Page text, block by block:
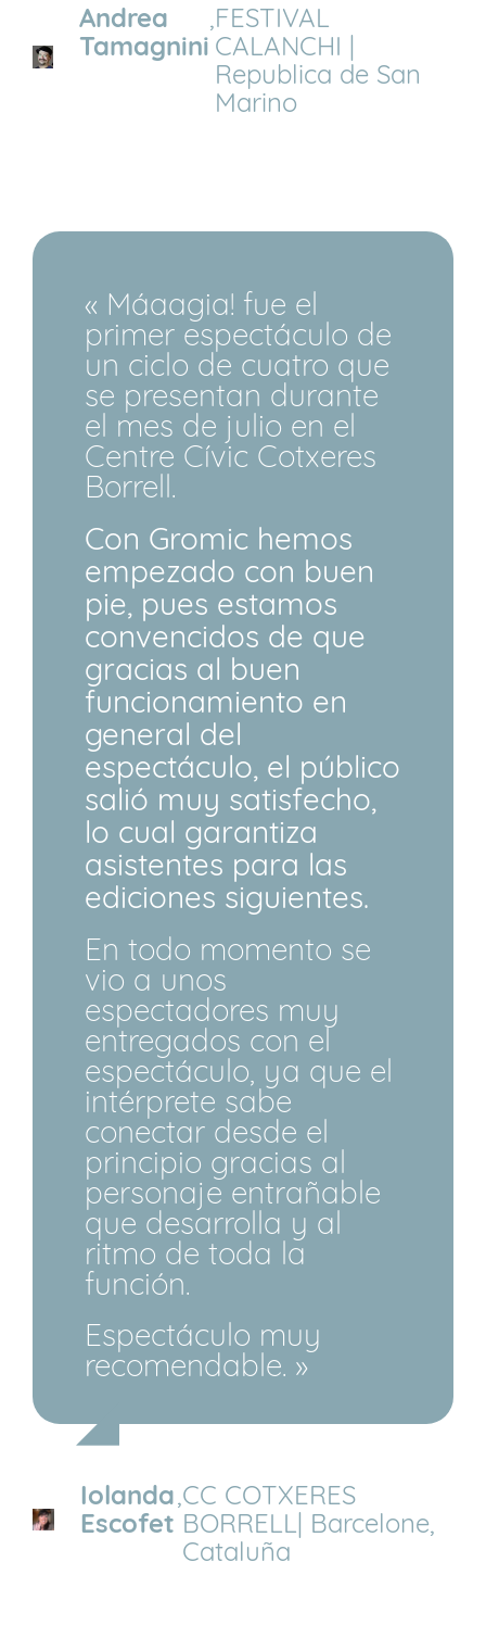
Andrea
Tamagnini
,FESTIVAL
CALANCHI |
Republica de San
Marino
« Máaagia! fue el
primer espectáculo de
un ciclo de cuatro que
se presentan durante
el mes de julio en el
Centre Cívic Cotxeres
Borrell.
Con Gromic hemos
empezado con buen
pie, pues estamos
convencidos de que
gracias al buen
funcionamiento en
general del
espectáculo, el público
salió muy satisfecho,
lo cual garantiza
asistentes para las
ediciones siguientes.
En todo momento se
vio a unos
espectadores muy
entregados con el
espectáculo, ya que el
intérprete sabe
conectar desde el
principio gracias al
personaje entrañable
que desarrolla y al
ritmo de toda la
función.
Espectáculo muy
recomendable. »
Iolanda
Escofet
,CC COTXERES
BORRELL| Barcelone,
Cataluña